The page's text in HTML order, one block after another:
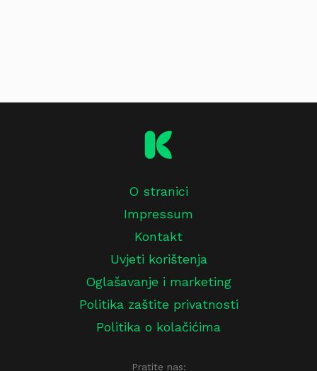
O stranici
Impressum
Kontakt
Uvjeti korištenja
Oglašavanje i marketing
Politika zaštite privatnosti
Politika o kolačićima
Pratite nas: